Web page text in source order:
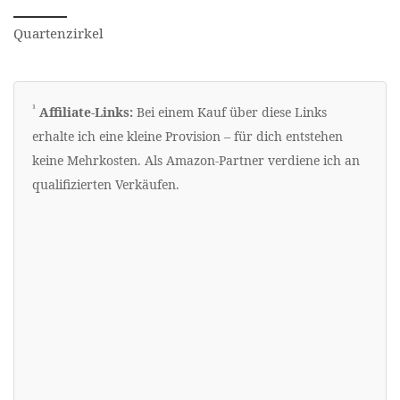
D-Dur (h-Moll): 2 ♯ (Fis, Cis)
Jede Dur-Tonart hat eine parallele Moll-Tonart
Quartenzirkel
Erklärung zu Werbelinks
¹ Affiliate-Links: Bei einem Kauf über diese Links
erhalte ich eine kleine Provision – für dich entstehen
keine Mehrkosten. Als Amazon-Partner verdiene ich an
qualifizierten Verkäufen.